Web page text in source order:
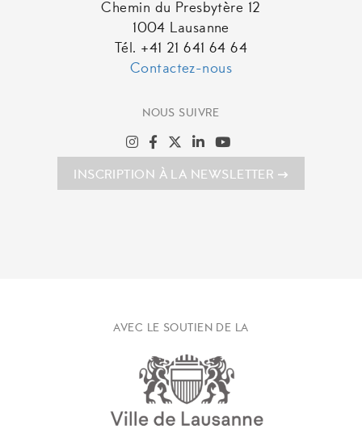
Chemin du Presbytère 12
1004 Lausanne
Tél. +41 21 641 64 64
Contactez-nous
NOUS SUIVRE
INSCRIPTION À LA NEWSLETTER
AVEC LE SOUTIEN DE LA